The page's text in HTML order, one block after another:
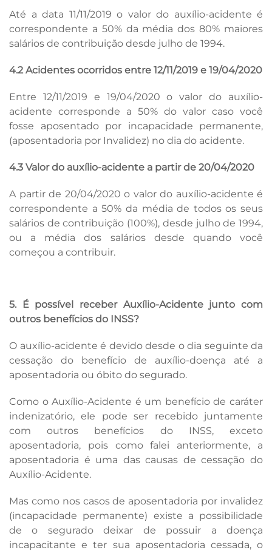
Até a data 11/11/2019 o valor do auxílio-acidente é
correspondente a 50% da média dos 80% maiores
salários de contribuição desde julho de 1994.
4.2 Acidentes ocorridos entre 12/11/2019 e 19/04/2020
Entre 12/11/2019 e 19/04/2020 o valor do auxílio-
acidente corresponde a 50% do valor caso você
fosse aposentado por incapacidade permanente,
(aposentadoria por Invalidez) no dia do acidente.
4.3 Valor do auxílio-acidente a partir de 20/04/2020
A partir de 20/04/2020 o valor do auxílio-acidente é
correspondente a 50% da média de todos os seus
salários de contribuição (100%), desde julho de 1994,
ou a média dos salários desde quando você
começou a contribuir.
5. É possível receber Auxílio-Acidente junto com
outros benefícios do INSS?
O auxílio-acidente é devido desde o dia seguinte da
cessação do benefício de auxílio-doença até a
aposentadoria ou óbito do segurado.
Como o Auxílio-Acidente é um benefício de caráter
indenizatório, ele pode ser recebido juntamente
com outros benefícios do INSS, exceto
aposentadoria, pois como falei anteriormente, a
aposentadoria é uma das causas de cessação do
Auxílio-Acidente.
Mas como nos casos de aposentadoria por invalidez
(incapacidade permanente) existe a possibilidade
de o segurado deixar de possuir a doença
incapacitante e ter sua aposentadoria cessada, o